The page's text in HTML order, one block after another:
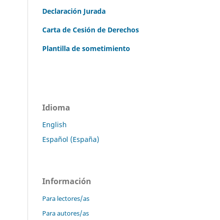
Declaración Jurada
Carta de Cesión de Derechos
Plantilla de sometimiento
Idioma
English
Español (España)
Información
Para lectores/as
Para autores/as